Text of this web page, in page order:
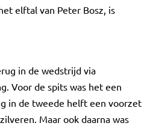
elftal van Peter Bosz, is
in de wedstrijd via
Voor de spits was het een
in de tweede helft een voorzet
Maar ook daarna was